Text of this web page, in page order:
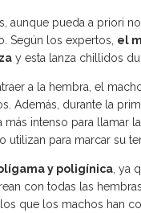
aunque pueda a priori
Según los expertos, el
y esta lanza chillidos
a la hembra, el
Además, durante la
más intenso para llamar
utilizan para marcar su
y poligínica, ya
con todas las
que los machos han